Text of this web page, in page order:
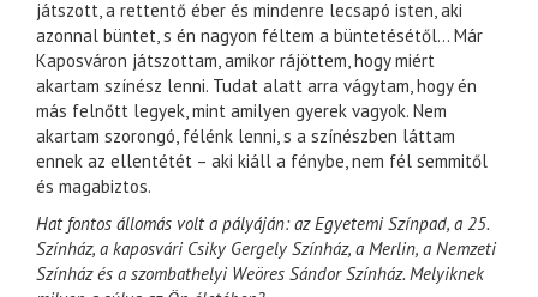
játszott, a rettentő éber és mindenre lecsapó isten, aki
azonnal büntet, s én nagyon féltem a büntetésétől… Már
Kaposváron játszottam, amikor rájöttem, hogy miért
akartam színész lenni. Tudat alatt arra vágytam, hogy én
más felnőtt legyek, mint amilyen gyerek vagyok. Nem
akartam szorongó, félénk lenni, s a színészben láttam
ennek az ellentétét – aki kiáll a fénybe, nem fél semmitől
és magabiztos.
Hat fontos állomás volt a pályáján: az Egyetemi Színpad, a 25.
Színház, a kaposvári Csiky Gergely Színház, a Merlin, a Nemzeti
Színház és a szombathelyi Weöres Sándor Színház. Melyiknek